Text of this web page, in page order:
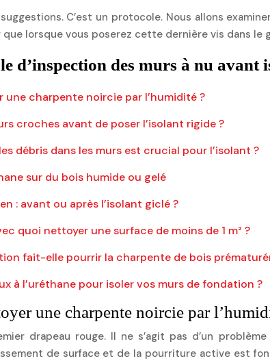
C’est un protocole. Nous allons
que lorsque vous poserez cette dernière vis dans
d’inspection des murs à nu avant
charpente noircie par l’humidité ?
croches avant de poser l’isolant rigide ?
débris dans les murs est crucial pour l’isolant ?
sur du bois humide ou gelé
: avant ou après l’isolant giclé ?
quoi nettoyer une surface de moins de 1 m² ?
fait-elle pourrir la charpente de bois
à l’uréthane pour isoler vos murs de fondation ?
une charpente noircie par
drapeau rouge. Il ne s’agit pas d’un
de surface et de la pourriture active est